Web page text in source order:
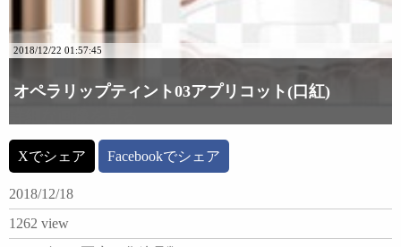
2018/12/22 01:57:45
オペラリップティント03アプリコット(口紅)
Xでシェア Facebookでシェア
2018/12/18
1262 view